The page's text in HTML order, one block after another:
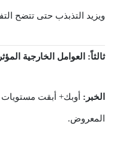
ويزيد التذبذب حتى تتضح
ثالثاً: العوامل الخارجية
الخبر: أوبك+ أبقت
المعروض.